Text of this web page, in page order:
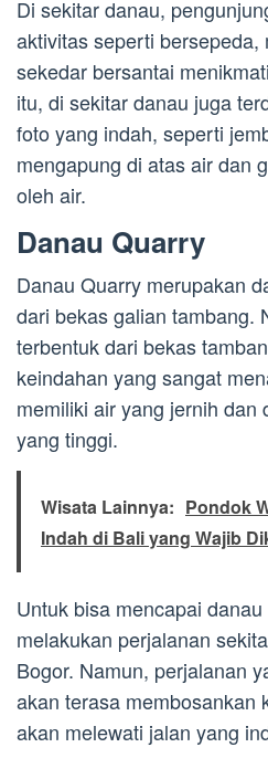
Di sekitar danau,
aktivitas seperti bersepeda,
sekedar bersantai
itu, di sekitar danau juga
foto yang indah, seperti
mengapung di atas air dan
oleh air.
Danau Quarry
Danau Quarry merupakan
dari bekas galian tambang.
terbentuk dari bekas
keindahan yang sangat
memiliki air yang jernih dan
yang tinggi.
Wisata Lainnya: Pondok
Indah di Bali yang Wajib
Untuk bisa mencapai
melakukan perjalanan
Bogor. Namun, perjalanan
akan terasa membosankan
akan melewati jalan yang